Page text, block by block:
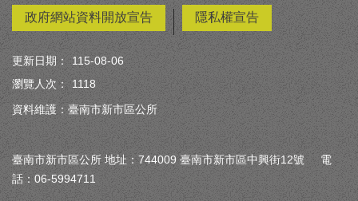
政府網站資料開放宣告
隱私權宣告
更新日期：
115-08-06
瀏覽人次：
1118
資料維護：臺南市新市區公所
臺南市新市區公所 地址：744009 臺南市新市區中興街12號 電
話：06-5994711